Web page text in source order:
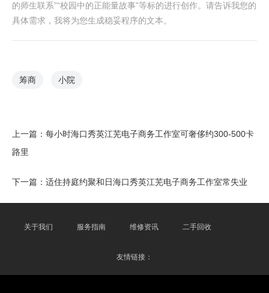
的师生联系”“校园中的正能量故事”等标的进行创作。请告诉我您的
具体需求，我将为您生成稳妥程序的文本。
筹商 小院
上一篇： 每小时海口秀英江芜电子商务工作室可奢侈约300-500卡
路里
下一篇： 适住持庭约聚和日海口秀英江芜电子商务工作室常失业
关于我们 服务指南 维修资讯 二手回收
友情链接：